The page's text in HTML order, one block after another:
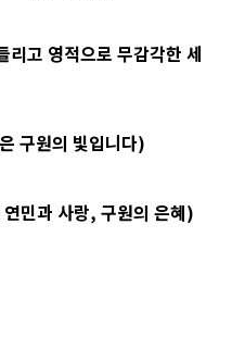
고 영적으로 무감각한 세
구원의 빛입니다)
민과 사랑, 구원의 은혜)